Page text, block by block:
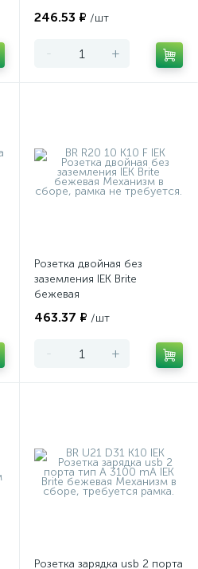
246.53 ₽ /шт
- +
Розетка двойная без
заземления IEK Brite
бежевая
463.37 ₽ /шт
- +
Розетка зарядка usb 2 порта